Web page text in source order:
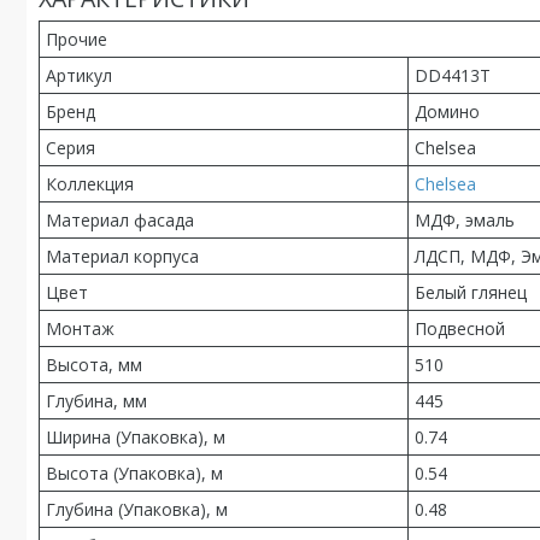
Прочие
Артикул
DD4413T
Бренд
Домино
Серия
Chelsea
Коллекция
Chelsea
Материал фасада
МДФ, эмаль
Материал корпуса
ЛДСП, МДФ,
Цвет
Белый глянец
Монтаж
Подвесной
Высота, мм
510
Глубина, мм
445
Ширина (Упаковка), м
0.74
Высота (Упаковка), м
0.54
Глубина (Упаковка), м
0.48